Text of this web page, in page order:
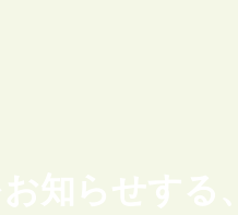
知らせす